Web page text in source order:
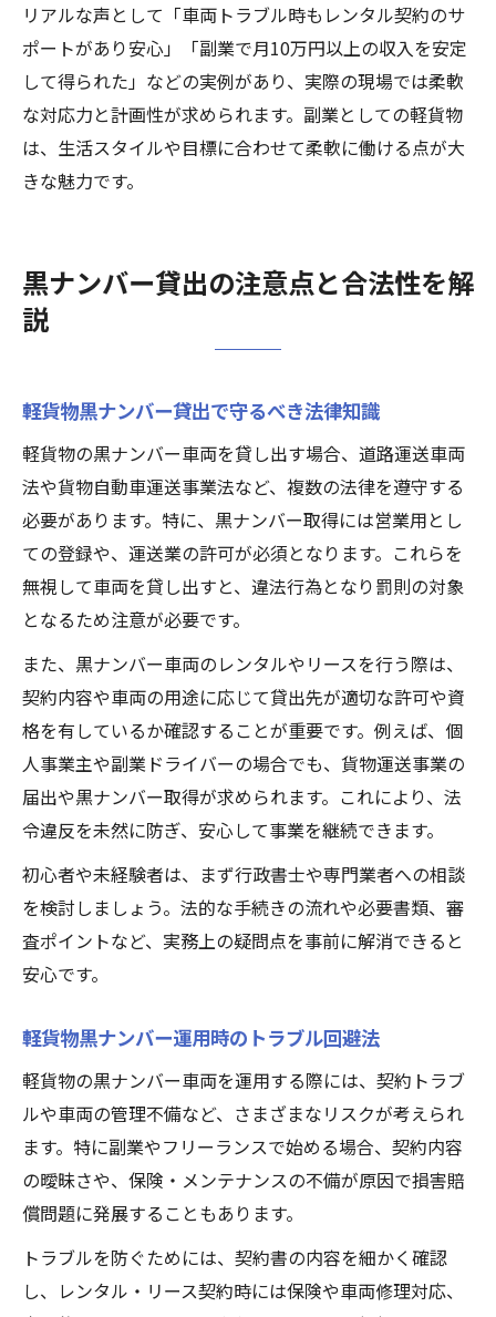
リアルな声として「車両トラブル時もレンタル契約のサ
ポートがあり安心」「副業で月10万円以上の収入を安定
して得られた」などの実例があり、実際の現場では柔軟
な対応力と計画性が求められます。副業としての軽貨物
は、生活スタイルや目標に合わせて柔軟に働ける点が大
きな魅力です。
黒ナンバー貸出の注意点と合法性を解
説
軽貨物黒ナンバー貸出で守るべき法律知識
軽貨物の黒ナンバー車両を貸し出す場合、道路運送車両
法や貨物自動車運送事業法など、複数の法律を遵守する
必要があります。特に、黒ナンバー取得には営業用とし
ての登録や、運送業の許可が必須となります。これらを
無視して車両を貸し出すと、違法行為となり罰則の対象
となるため注意が必要です。
また、黒ナンバー車両のレンタルやリースを行う際は、
契約内容や車両の用途に応じて貸出先が適切な許可や資
格を有しているか確認することが重要です。例えば、個
人事業主や副業ドライバーの場合でも、貨物運送事業の
届出や黒ナンバー取得が求められます。これにより、法
令違反を未然に防ぎ、安心して事業を継続できます。
初心者や未経験者は、まず行政書士や専門業者への相談
を検討しましょう。法的な手続きの流れや必要書類、審
査ポイントなど、実務上の疑問点を事前に解消できると
安心です。
軽貨物黒ナンバー運用時のトラブル回避法
軽貨物の黒ナンバー車両を運用する際には、契約トラブ
ルや車両の管理不備など、さまざまなリスクが考えられ
ます。特に副業やフリーランスで始める場合、契約内容
の曖昧さや、保険・メンテナンスの不備が原因で損害賠
償問題に発展することもあります。
トラブルを防ぐためには、契約書の内容を細かく確認
し、レンタル・リース契約時には保険や車両修理対応、